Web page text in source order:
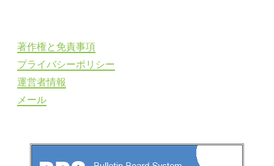
著作権と免責事項
プライバシーポリシー
運営者情報
メール